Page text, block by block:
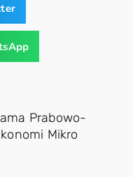
Prabowo-
Mikro